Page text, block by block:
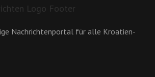
Nachrichtenportal für alle Kroatien-